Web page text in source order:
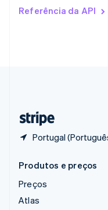
Referência da API
Portugal
English
Produtos e preços
Preços
Atlas